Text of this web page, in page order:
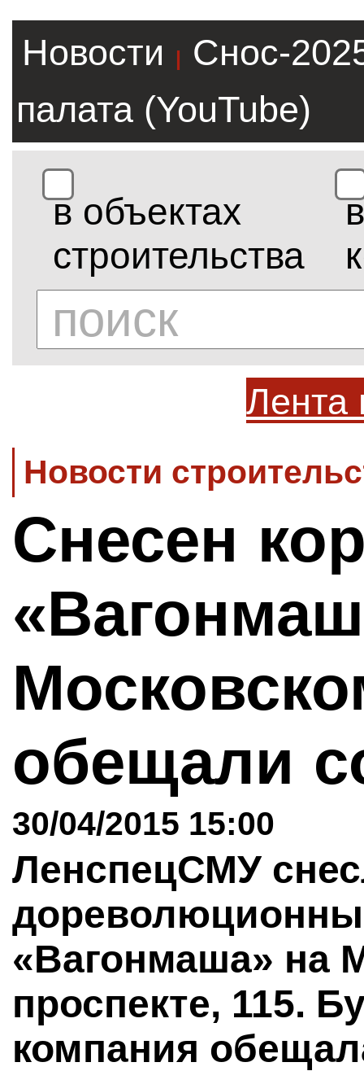
Новости |
Снос-
палата (YouTube)
в объектах
строительства
в
Лента
Новости
Снесен
обещали
30/04/2015 15:00
ЛенспецСМУ
«Вагонмаша» на
проспекте, 115.
компания